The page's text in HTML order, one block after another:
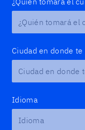
Ciudad en donde te
Idioma